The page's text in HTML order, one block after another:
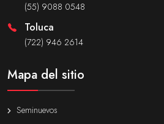
(55) 9088 0548
Toluca
(722) 946 2614
Mapa del sitio
Seminuevos